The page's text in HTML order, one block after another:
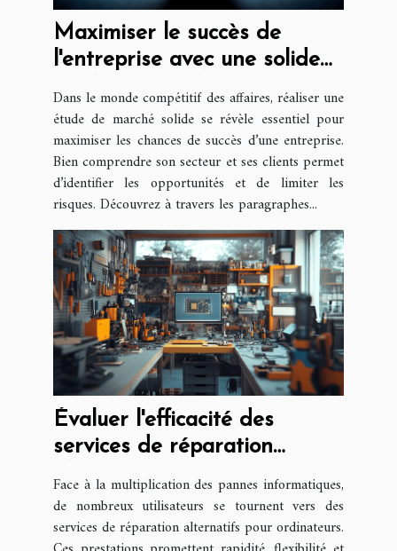
Maximiser le succès de
l'entreprise avec une solide
étude de marché
Dans le monde compétitif des affaires, réaliser une
étude de marché solide se révèle essentiel pour
maximiser les chances de succès d’une entreprise.
Bien comprendre son secteur et ses clients permet
d’identifier les opportunités et de limiter les
risques. Découvrez à travers les paragraphes...
Évaluer l'efficacité des
services de réparation
Face à la multiplication des pannes informatiques,
de nombreux utilisateurs se tournent vers des
services de réparation alternatifs pour ordinateurs.